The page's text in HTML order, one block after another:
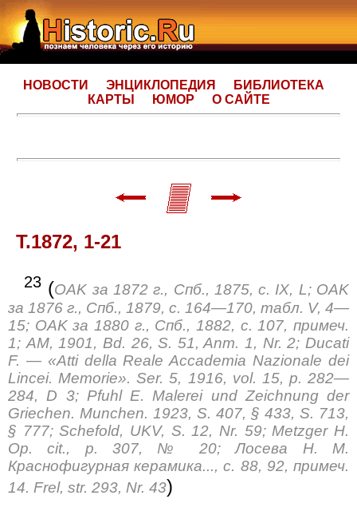
НОВОСТИ ЭНЦИКЛОПЕДИЯ
БИБЛИОТЕКА
КАРТЫ
ЮМОР О САЙТЕ
Т.1872, 1-21
23 (OAK за 1872 г., Спб., 1875, с. IX, L; OAK
за 1876 г., Спб., 1879, с. 164—170, табл. V, 4—
15; OAK за 1880 г., Спб., 1882, с. 107, примеч.
1; AM, 1901, Bd. 26, S. 51, Anm. 1, Nr. 2; Ducati
F. — «Atti della Reale Accademia Nazionale dei
Lincei. Memorie». Ser. 5, 1916, vol. 15, p. 282—
284, D 3; Pfuhl E. Malerei und Zeichnung der
Griechen. Munchen. 1923, S. 407, § 433, S. 713,
§ 777; Schefold, UKV, S. 12, Nr. 59; Metzger H.
Op. cit., p. 307, № 20; Лосeвa H. M.
Краснофигурная керамика..., с. 88, 92, примеч.
14. Frel, str. 293, Nr. 43)